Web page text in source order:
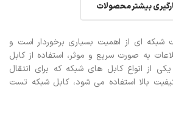
بیشتر محصولات
شبکه ای از اهمیت بسیاری برخوردار است و
به صورت سریع و موثر، استفاده از کابل
از انواع کابل های شبکه که برای انتقال
بالا استفاده می شود، کابل شبکه تست